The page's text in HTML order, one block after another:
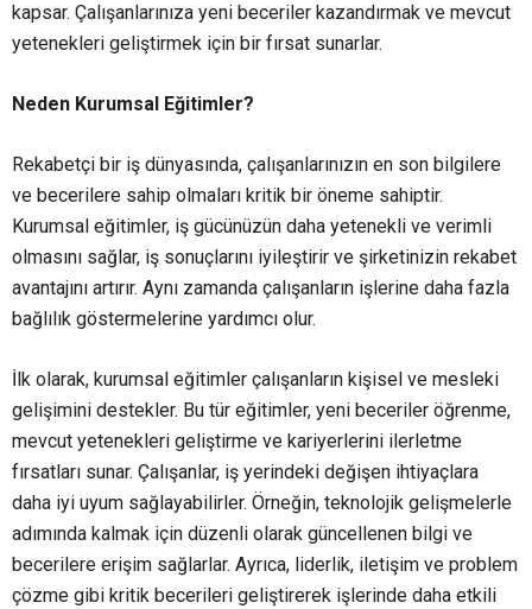
kapsar. Çalışanlarınıza yeni beceriler kazandırmak ve mevcut
yetenekleri geliştirmek için bir fırsat sunarlar.
Neden Kurumsal Eğitimler?
Rekabetçi bir iş dünyasında, çalışanlarınızın en son bilgilere
ve becerilere sahip olmaları kritik bir öneme sahiptir.
Kurumsal eğitimler, iş gücünüzün daha yetenekli ve verimli
olmasını sağlar, iş sonuçlarını iyileştirir ve şirketinizin rekabet
avantajını artırır. Aynı zamanda çalışanların işlerine daha fazla
bağlılık göstermelerine yardımcı olur.
İlk olarak, kurumsal eğitimler çalışanların kişisel ve mesleki
gelişimini destekler. Bu tür eğitimler, yeni beceriler öğrenme,
mevcut yetenekleri geliştirme ve kariyerlerini ilerletme
fırsatları sunar. Çalışanlar, iş yerindeki değişen ihtiyaçlara
daha iyi uyum sağlayabilirler. Örneğin, teknolojik gelişmelerle
adımında kalmak için düzenli olarak güncellenen bilgi ve
becerilere erişim sağlarlar. Ayrıca, liderlik, iletişim ve problem
çözme gibi kritik becerileri geliştirerek işlerinde daha etkili